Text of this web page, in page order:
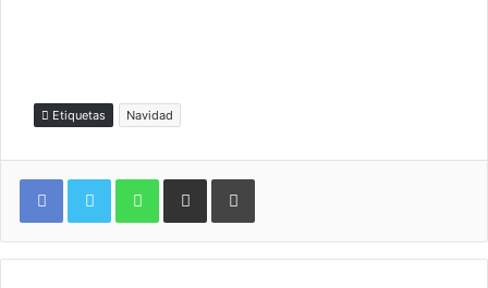
Etiquetas Navidad
WhatsAppCompartir por correo electrónicoImprimir